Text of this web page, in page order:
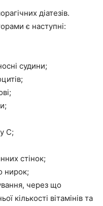
діатезів.
є наступні:
судини;
С;
стінок;
нирок;
через що
кількості вітамінів та